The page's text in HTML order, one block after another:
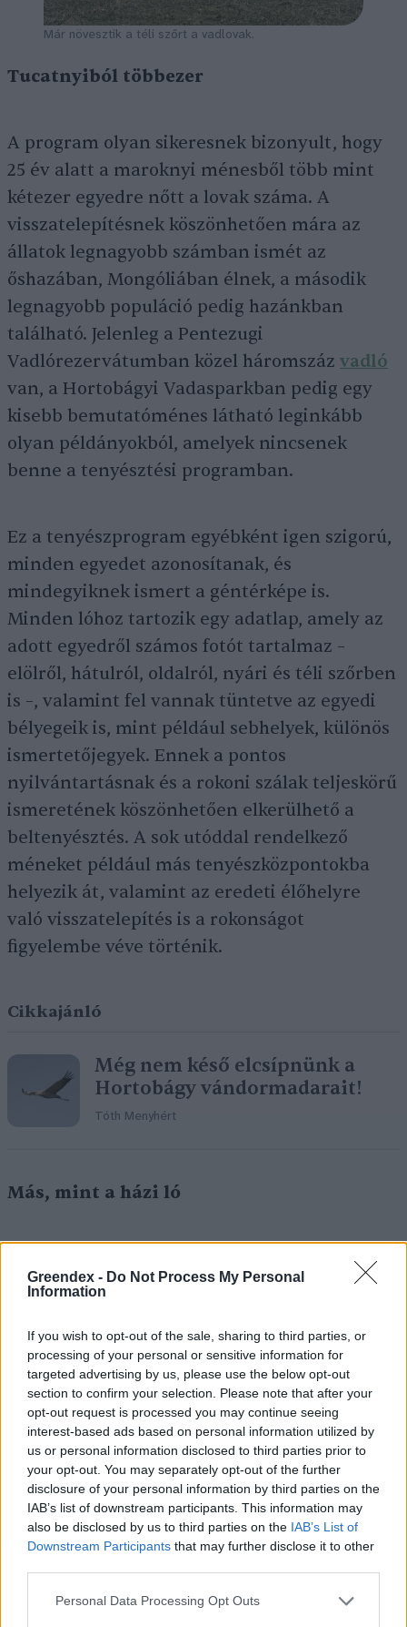
Greendex - Do Not Process My Personal
Information
If you wish to opt-out of the sale, sharing to third parties, or
processing of your personal or sensitive information for
targeted advertising by us, please use the below opt-out
section to confirm your selection. Please note that after your
opt-out request is processed you may continue seeing
interest-based ads based on personal information utilized by
us or personal information disclosed to third parties prior to
your opt-out. You may separately opt-out of the further
disclosure of your personal information by third parties on the
IAB’s list of downstream participants. This information may
also be disclosed by us to third parties on the IAB’s List of
Downstream Participants that may further disclose it to other
Personal Data Processing Opt Outs
Már növesztik a téli szőrt a vadlovak.
Tucatnyiból többezer
A program olyan sikeresnek bizonyult, hogy
25 év alatt a maroknyi ménesből több mint
kétezer egyedre nőtt a lovak száma. A
visszatelepítésnek köszönhetően mára az
állatok legnagyobb számban ismét az
őshazában, Mongóliában élnek, a második
legnagyobb populáció pedig hazánkban
található. Jelenleg a Pentezugi
Vadlórezervátumban közel háromszáz vadló
van, a Hortobágyi Vadasparkban pedig egy
kisebb bemutatóménes látható leginkább
olyan példányokból, amelyek nincsenek
benne a tenyésztési programban.
Ez a tenyészprogram egyébként igen szigorú,
minden egyedet azonosítanak, és
mindegyiknek ismert a géntérképe is.
Minden lóhoz tartozik egy adatlap, amely az
adott egyedről számos fotót tartalmaz –
elölről, hátulról, oldalról, nyári és téli szőrben
is –, valamint fel vannak tüntetve az egyedi
bélyegeik is, mint például sebhelyek, különös
ismertetőjegyek. Ennek a pontos
nyilvántartásnak és a rokoni szálak teljeskörű
ismeretének köszönhetően elkerülhető a
beltenyésztés. A sok utóddal rendelkező
méneket például más tenyészközpontokba
helyezik át, valamint az eredeti élőhelyre
való visszatelepítés is a rokonságot
figyelembe véve történik.
Cikkajánló
Még nem késő elcsípnünk a
Hortobágy vándormadarait!
Tóth Menyhért
Más, mint a házi ló
Ezek a lovak a mai, modern sportlófajtákhoz
képest kisebb méretűek és jóval zömökebbek,
legzordabb időjárástól is tökéletesen védő téli
szőrüket növesztették, nyáron
megfigyelhetők rajtuk az ősi jegyek, mint az
első lábaik hátulsó részén látható haránt
csíkok, valamint a „szíjalt hát”, azaz a
gerincen végigfutó sötét csík.
Különbség még a házi lovakkal szemben, hogy
a sörényük nem omlik le, hanem mindig
kefeszerűen felfelé áll. A vadon élő lovak